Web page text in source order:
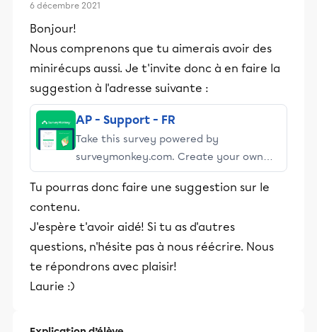
6 décembre 2021
Bonjour!
Nous comprenons que tu aimerais avoir des
minirécups aussi. Je t'invite donc à en faire la
suggestion à l'adresse suivante :
AP - Support - FR
Take this survey powered by
surveymonkey.com. Create your own
surveys for free.
Tu pourras donc faire une suggestion sur le
contenu.
J'espère t'avoir aidé! Si tu as d'autres
questions, n'hésite pas à nous réécrire. Nous
te répondrons avec plaisir!
Laurie :)